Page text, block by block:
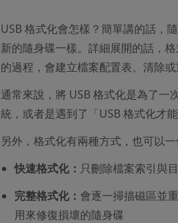
USB 格式化會怎樣？簡單講的話，
新的隨身碟一樣。詳細展開的話，
的過程，會建立檔案配置表、清除
通常來說，將 USB 格式化是為了一
統，或者是遇到了「USB 格式化才能
另外，格式化有兩種方式，也可以
快速格式化： 只刪除檔案索引與
完整格式化： 會逐一掃描磁區並
用來修復損壞的隨身碟